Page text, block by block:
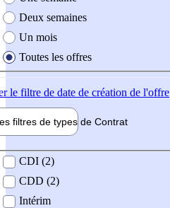
Deux semaines
Un mois
Toutes les offres
le filtre de date de création de l'offre
filtres de types de Contrat
contrat
CDI (2)
CDD (2)
Intérim